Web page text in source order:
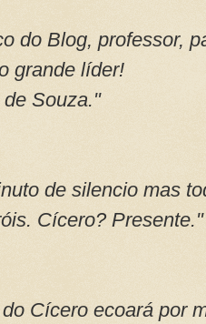
do Blog, professor,
grande líder!
Souza."
de silencio mas
Cícero? Presente."
Cícero ecoará por